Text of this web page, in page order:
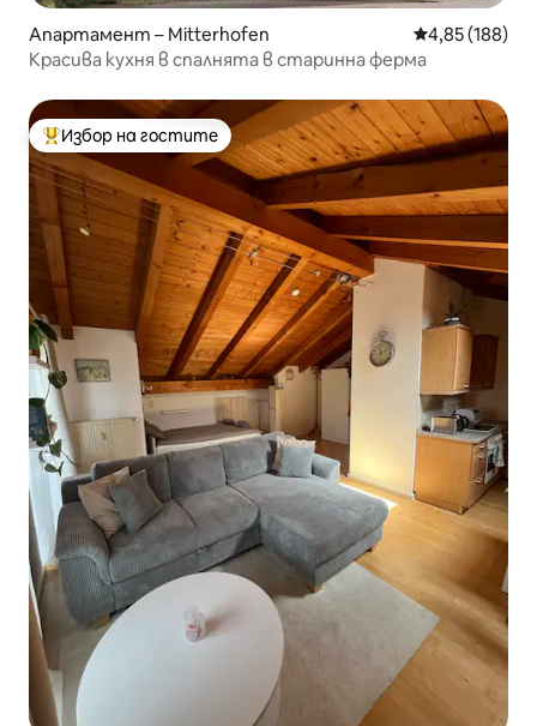
Апартамент – Mitterhofen Средна
4,85 (188)
Красива кухня в спалнята в старинна ферма
Най-популярен избор на гостите
Избор на гостите